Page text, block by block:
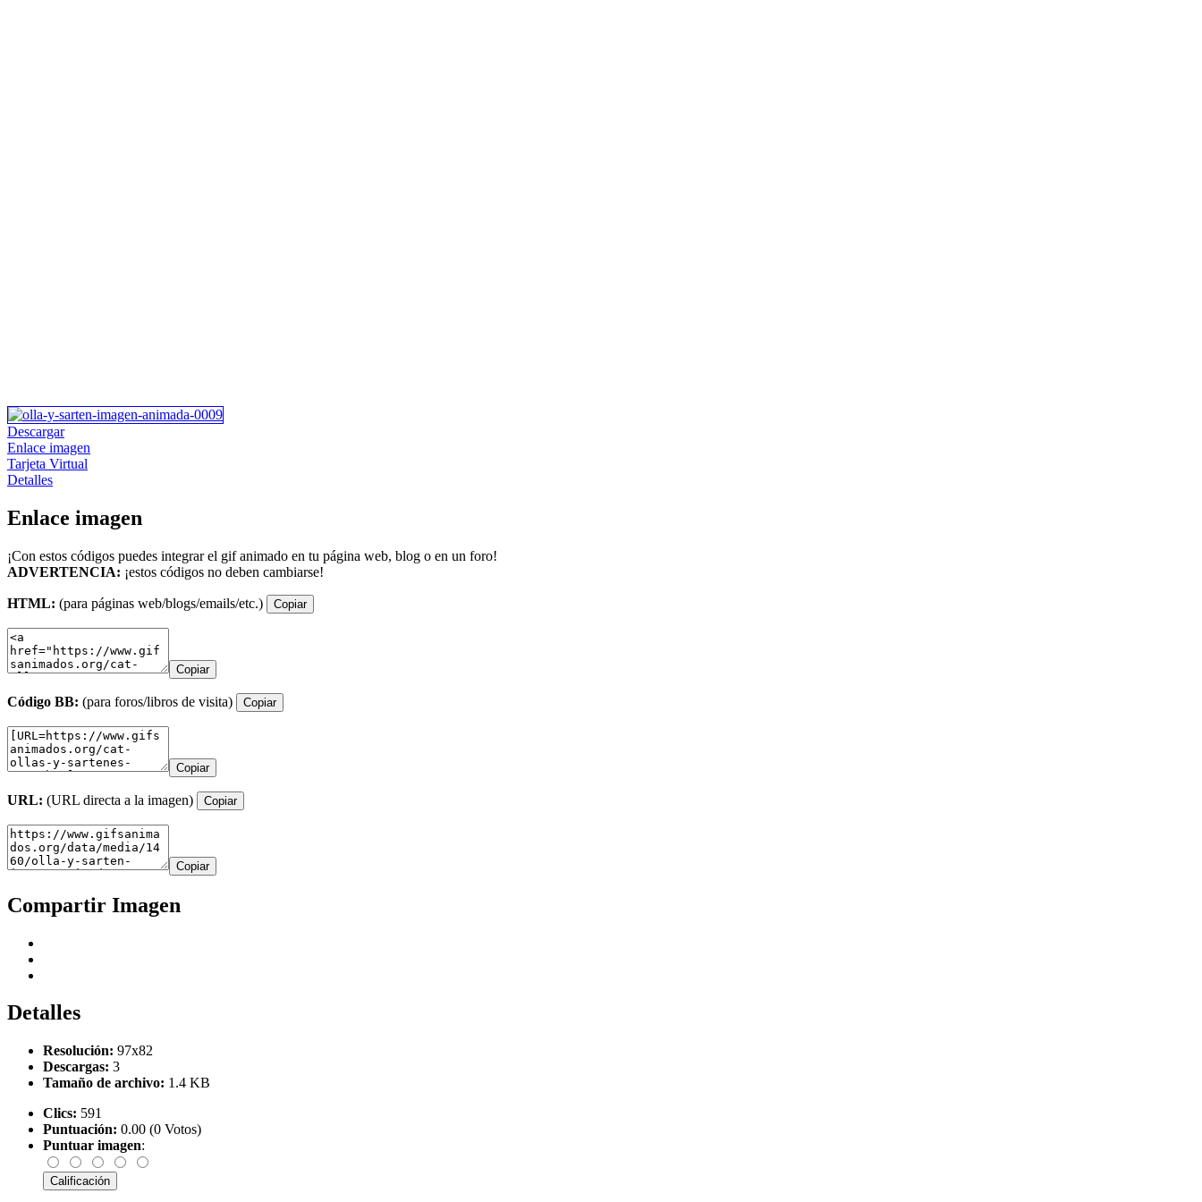
Descargar
Enlace imagen
Tarjeta Virtual
Detalles
Enlace imagen
¡Con estos códigos puedes integrar el gif animado en tu página web, blog o en un foro!
ADVERTENCIA: ¡estos códigos no deben cambiarse!
HTML: (para páginas web/blogs/emails/etc.) Copiar
Copiar
Código BB: (para foros/libros de visita) Copiar
Copiar
URL: (URL directa a la imagen) Copiar
Copiar
Compartir Imagen
Detalles
Resolución: 97x82
Descargas: 3
Tamaño de archivo: 1.4 KB
Clics: 591
Puntuación: 0.00 (0 Votos)
Puntuar imagen: